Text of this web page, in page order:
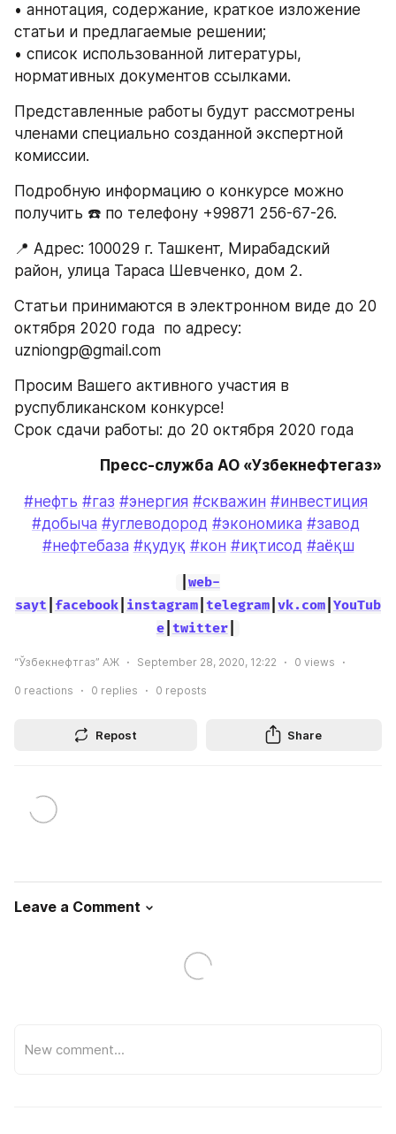
• аннотация, содержание, краткое изложение
статьи и предлагаемые решении;
• список использованной литературы,
нормативных документов ссылками.
Представленные работы будут рассмотрены
членами специально созданной экспертной
комиссии.
Подробную информацию о конкурсе можно
получить ☎️ по телефону +99871 256-67-26.
📍 Адрес: 100029 г. Ташкент, Мирабадский
район, улица Тараса Шевченко, дом 2.
Статьи принимаются в электронном виде до 20
октября 2020 года  по адресу:
uzniongp@gmail.com
Просим Вашего активного участия в
руспубликанском конкурсе!
Срок сдачи работы: до 20 октября 2020 года
Пресс-служба АО «Узбекнефтегаз»
#нефть #газ #энергия #скважин #инвестиция
#добыча #углеводород #экономика #завод
#нефтебаза #қудуқ #кон #иқтисод #аёқш
web-
sayt facebook instagram telegram vk.com YouTub
e| twitter|
“Ўзбекнефтгаз” АЖ September 28, 2020, 12:22 0 views
0 reactions 0 replies 0 reposts
Repost Share
Leave a Comment